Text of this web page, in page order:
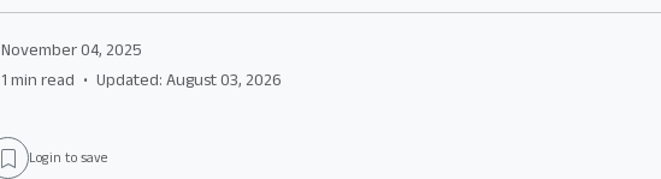
November 04, 2025
1 min read • Updated: August 03, 2026
Login to save